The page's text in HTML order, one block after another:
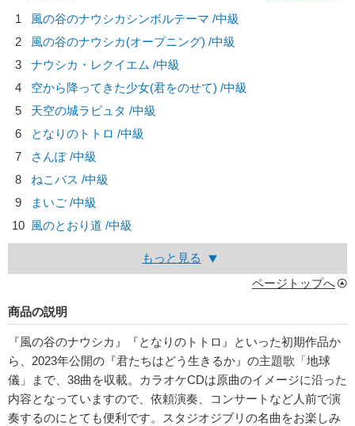
1
風の谷のナウシカシンボルテーマ /中級
2
風の谷のナウシカ(オープニング) /中級
3
ナウシカ・レクイエム /中級
4
空から降ってきた少女(君をのせて) /中級
5
天空の城ラピュタ /中級
6
となりのトトロ /中級
7
さんぽ /中級
8
ねこバス /中級
9
まいご /中級
10 風のとおり道 /中級
もっと見る
ページトップへ
商品の説明
『風の谷のナウシカ』『となりのトトロ』といった初期作品か
ら、2023年公開の『君たちはどう生きるか』の主題歌「地球
儀」まで、38曲を収載。カラオケCDは原曲のイメージに沿った
内容となっていますので、依頼演奏、コンサートなど人前で演
奏するのにとても便利です。スタジオジブリの名曲をお楽しみ